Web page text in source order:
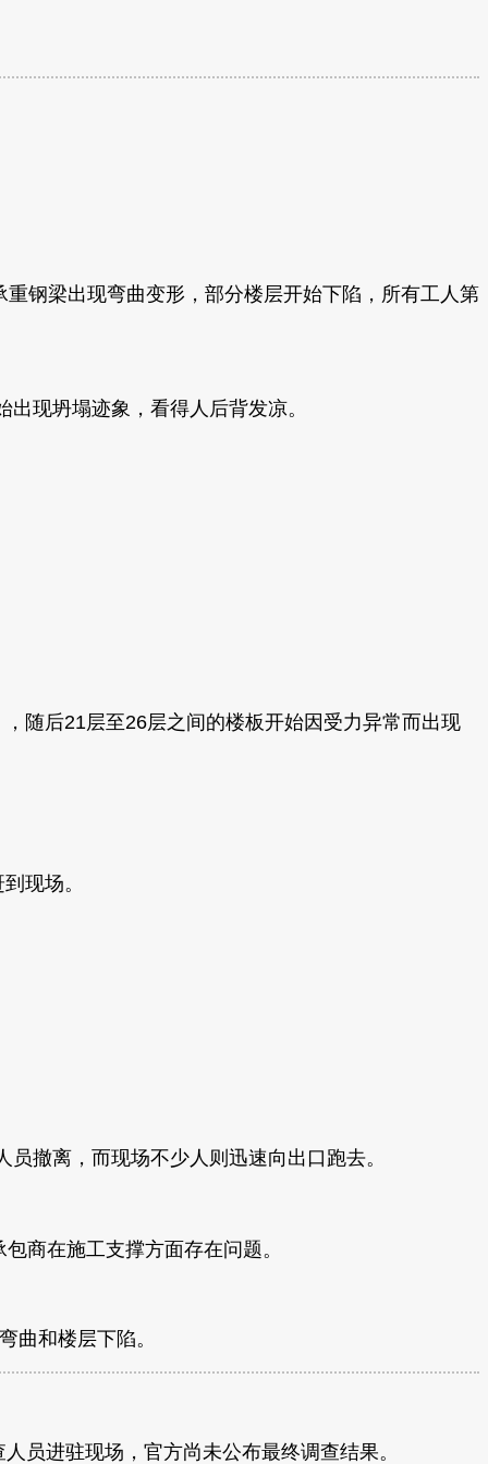
钢梁出现弯曲变形，部分楼层开始下陷，所有工人第
现坍塌迹象，看得人后背发凉。
随后21层至26层之间的楼板开始因受力异常而出现
现场。
撤离，而现场不少人则迅速向出口跑去。
商在施工支撑方面存在问题。
曲和楼层下陷。
员进驻现场，官方尚未公布最终调查结果。